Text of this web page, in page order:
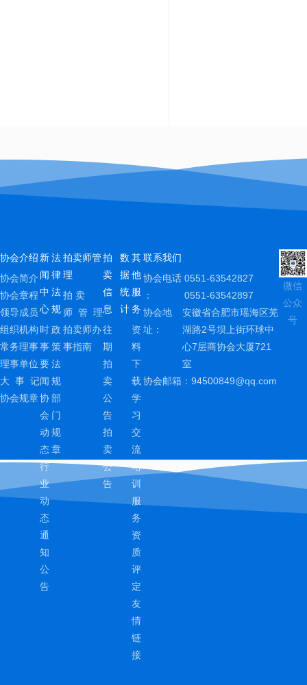
协会介绍
协会简介
协会章程
领导成员
组织机构
常务理事
理事单位
大 事 记
协会规章
新
闻
中
心
时
事
要
闻
协
会
动
态
行
业
动
态
通
知
公
告
法
律
法
规
政
策
法
规
部
门
规
章
拍卖师管
理
拍 卖
师 管 理
拍卖师办
事指南
拍
卖
信
息
往
期
拍
卖
公
告
拍
卖
公
告
数
据
统
计
其
他
服
务
资
料
下
载
学
习
交
流
培
训
服
务
资
质
评
定
友
情
链
接
联系我们
协会电话
：
0551-63542827
0551-63542897
协会地
址：
安徽省合肥市瑶海区芜
湖路2号坝上街环球中
心7层商协会大厦721
室
协会邮箱： 94500849@qq.com
微信
公众
号